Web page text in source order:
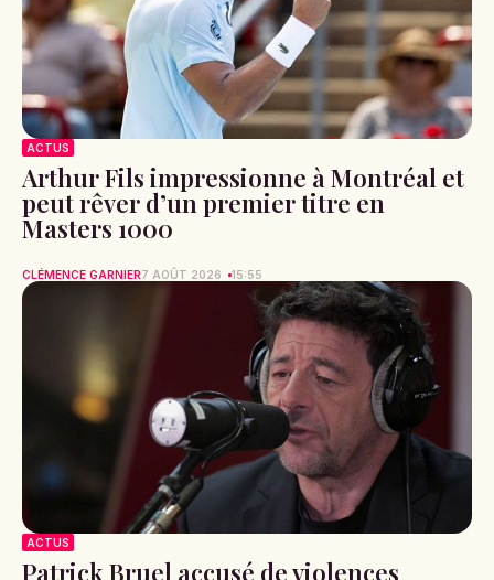
ACTUS
Arthur Fils impressionne à Montréal et
peut rêver d’un premier titre en
Masters 1000
CLÉMENCE GARNIER7 AOÛT 2026 15:55
ACTUS
Patrick Bruel accusé de violences